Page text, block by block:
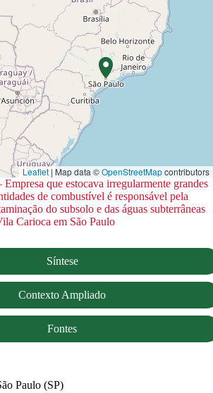
Leaflet | Map data ©OpenStreetMapcontributors
Empresa que estocava irregularmente grandes
de combustível é responsável pela
do subsolo e das águas subterrâneas
Carioca em São Paulo
Síntese
Contexto Ampliado
Fontes
Paulo (SP)